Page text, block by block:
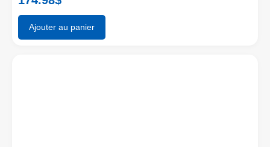
Ajouter au panier